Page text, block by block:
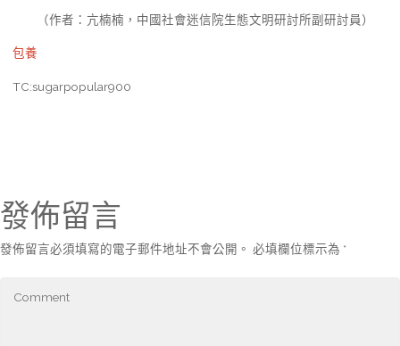
（作者：亢楠楠，中國社會迷信院生態文明研討所副研討員）
包養
TC:sugarpopular900
發佈留言
發佈留言必須填寫的電子郵件地址不會公開。 必填欄位標示為 *